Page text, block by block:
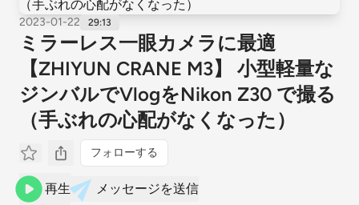
2023-01-22 29:13
ミラーレス一眼カメラに最適
【ZHIYUN CRANE M3】 小型軽量な
ジンバルでVlogをNikon Z30 で撮る
（手ぶれの心配がなくなった）
フォローする
再生
メッセージを送信